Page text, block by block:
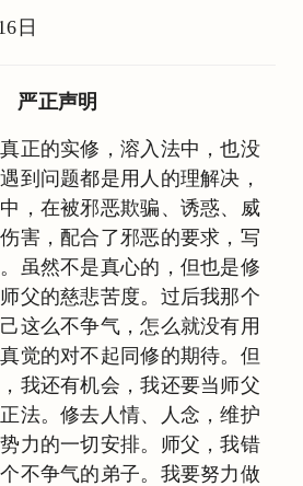
日
严正声明
正的实修，溶入法中，也没
到问题都是用人的理解决，
，在被邪恶欺骗、诱惑、威
害，配合了邪恶的要求，写
虽然不是真心的，但也是修
父的慈悲苦度。过后我那个
这么不争气，怎么就没有用
觉的对不起同修的期待。但
我还有机会，我还要当师父
法。修去人情、人念，维护
力的一切安排。师父，我错
不争气的弟子。我要努力做